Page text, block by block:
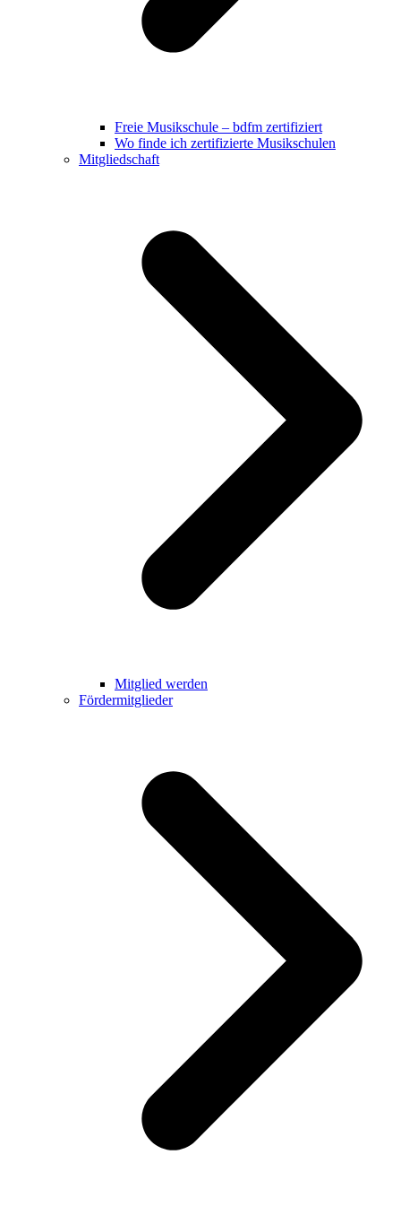
Freie Musikschule – bdfm zertifiziert
Wo finde ich zertifizierte Musikschulen
Mitgliedschaft
Mitglied werden
Fördermitglieder